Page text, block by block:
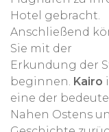
Hotel gebracht.
Anschließend
Sie mit der
Erkundung der
beginnen. Kairo
eine der
Nahen Ostens